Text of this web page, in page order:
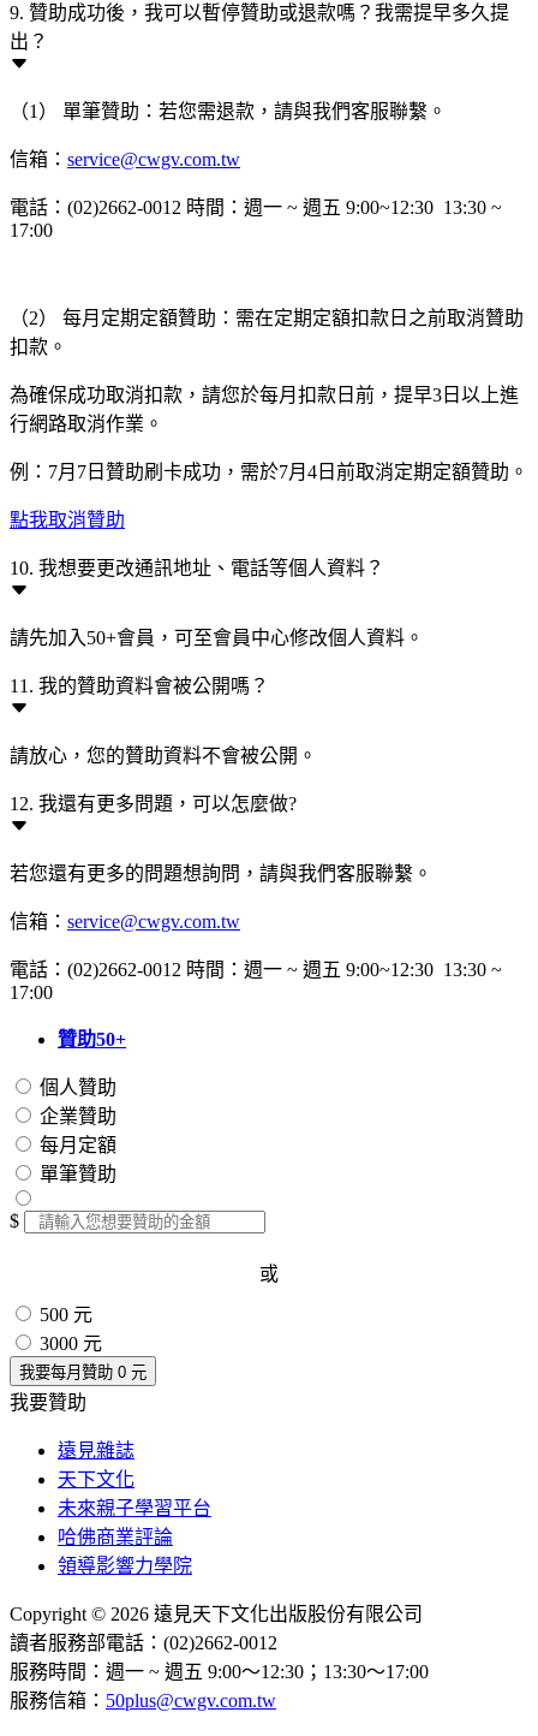
9. 贊助成功後，我可以暫停贊助或退款嗎？我需提早多久提
出？
（1） 單筆贊助：若您需退款，請與我們客服聯繫。
信箱： service@cwgv.com.tw
電話：(02)2662-0012 時間：週一 ~ 週五 9:00~12:30 13:30 ~
17:00
（2） 每月定期定額贊助：需在定期定額扣款日之前取消贊助
扣款。
為確保成功取消扣款，請您於每月扣款日前，提早3日以上進
行網路取消作業。
例：7月7日贊助刷卡成功，需於7月4日前取消定期定額贊助。
點我取消贊助
10. 我想要更改通訊地址、電話等個人資料？
請先加入50+會員，可至會員中心修改個人資料。
11. 我的贊助資料會被公開嗎？
請放心，您的贊助資料不會被公開。
12. 我還有更多問題，可以怎麼做?
若您還有更多的問題想詢問，請與我們客服聯繫。
信箱： service@cwgv.com.tw
電話：(02)2662-0012 時間：週一 ~ 週五 9:00~12:30 13:30 ~
17:00
贊助50+
個人贊助
企業贊助
每月定額
單筆贊助
$
或
500 元
3000 元
我要每月贊助 0 元
我要贊助
遠見雜誌
天下文化
未來親子學習平台
哈佛商業評論
領導影響力學院
Copyright © 2026 遠見天下文化出版股份有限公司
讀者服務部電話：(02)2662-0012
服務時間：週一 ~ 週五 9:00～12:30；13:30～17:00
服務信箱： 50plus@cwgv.com.tw